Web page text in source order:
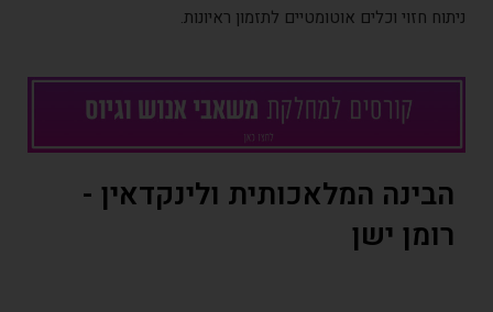
ניתוח חזוי וכלים אוטומטיים לתזמון ראיונות.
הבינה המלאכותית ולינקדאין -
רומן ישן